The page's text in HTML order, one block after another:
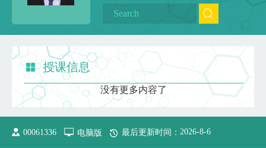
授课信息
没有更多内容了
00061336 电脑版 最后更新时间： 2026-8-6